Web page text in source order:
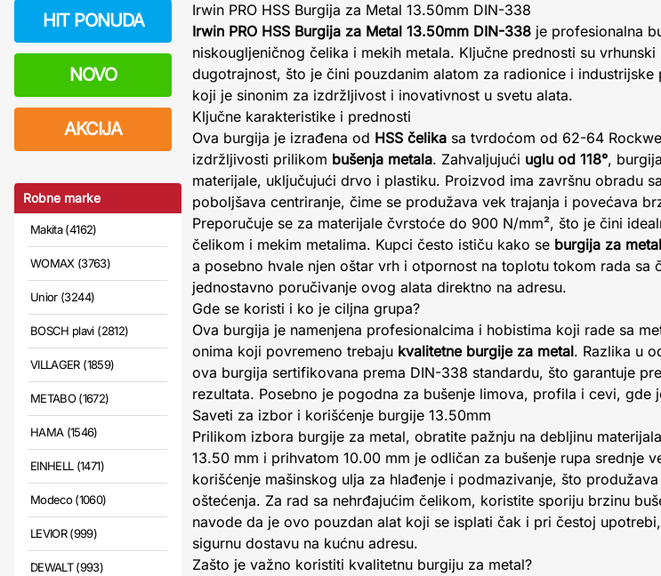
HIT PONUDA
NOVO
AKCIJA
Robne marke
Makita (4162)
WOMAX (3763)
Unior (3244)
BOSCH plavi (2812)
VILLAGER (1859)
METABO (1672)
HAMA (1546)
EINHELL (1471)
Modeco (1060)
LEVIOR (999)
DEWALT (993)
Irwin PRO HSS Burgija za Metal 13.50mm DIN-338
Irwin PRO HSS Burgija za Metal 13.50mm DIN-338 je profesionalna
niskougljeničnog čelika i mekih metala. Ključne prednosti su
dugotrajnost, što je čini pouzdanim alatom za radionice i
koji je sinonim za izdržljivost i inovativnost u svetu alata.
Ključne karakteristike i prednosti
Ova burgija je izrađena od HSS čelika sa tvrdoćom od 62-64
izdržljivosti prilikom bušenja metala. Zahvaljujući uglu od 118°,
materijale, uključujući drvo i plastiku. Proizvod ima završnu obradu
poboljšava centriranje, čime se produžava vek trajanja i povećava
Preporučuje se za materijale čvrstoće do 900 N/mm², što je čini
čelikom i mekim metalima. Kupci često ističu kako se burgija za
a posebno hvale njen oštar vrh i otpornost na toplotu tokom rada sa
jednostavno poručivanje ovog alata direktno na adresu.
Gde se koristi i ko je ciljna grupa?
Ova burgija je namenjena profesionalcima i hobistima koji rade sa
onima koji povremeno trebaju kvalitetne burgije za metal. Razlika u
ova burgija sertifikovana prema DIN-338 standardu, što garantuje
rezultata. Posebno je pogodna za bušenje limova, profila i cevi, gde
Saveti za izbor i korišćenje burgije 13.50mm
Prilikom izbora burgije za metal, obratite pažnju na debljinu
13.50 mm i prihvatom 10.00 mm je odličan za bušenje rupa srednje
korišćenje mašinskog ulja za hlađenje i podmazivanje, što
oštećenja. Za rad sa nehrđajućim čelikom, koristite sporiju brzinu
navode da je ovo pouzdan alat koji se isplati čak i pri čestoj
sigurnu dostavu na kućnu adresu.
Zašto je važno koristiti kvalitetnu burgiju za metal?